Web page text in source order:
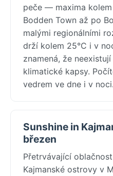
peče — maxima
Bodden Town až po
malými regionálními
drží kolem 25°C i v
znamená, že
klimatické kapsy.
vedrem ve dne i v noci.
Sunshine in
březen
Přetrvávající
Kajmanské ostrovy v